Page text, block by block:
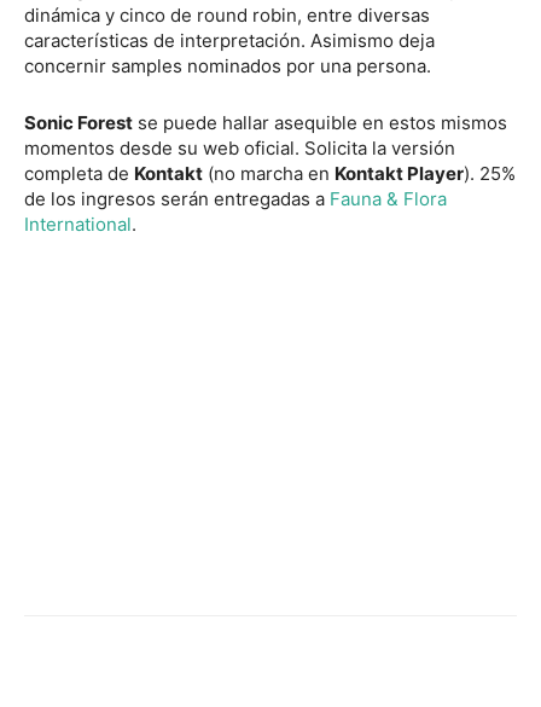
dinámica y cinco de round robin, entre diversas
características de interpretación. Asimismo deja
concernir samples nominados por una persona.
Sonic Forest se puede hallar asequible en estos mismos
momentos desde su web oficial. Solicita la versión
completa de Kontakt (no marcha en Kontakt Player). 25%
de los ingresos serán entregadas a Fauna & Flora
International.